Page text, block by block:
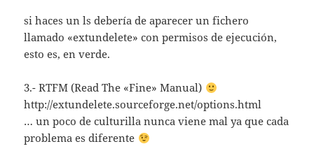
si haces un ls debería de aparecer un fichero
llamado «extundelete» con permisos de ejecución,
esto es, en verde.
3.- RTFM (Read The «Fine» Manual)
http://extundelete.sourceforge.net/options.html
… un poco de culturilla nunca viene mal ya que cada
problema es diferente